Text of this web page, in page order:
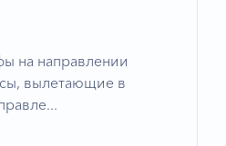
на направлении
вылетающие в